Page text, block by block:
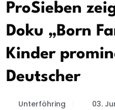
ProSieben
Doku „Born
Kinder
Deutscher
Unterföhring 03.